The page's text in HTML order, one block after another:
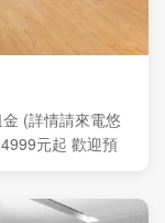
(詳情請來電悠
元起 歡迎預